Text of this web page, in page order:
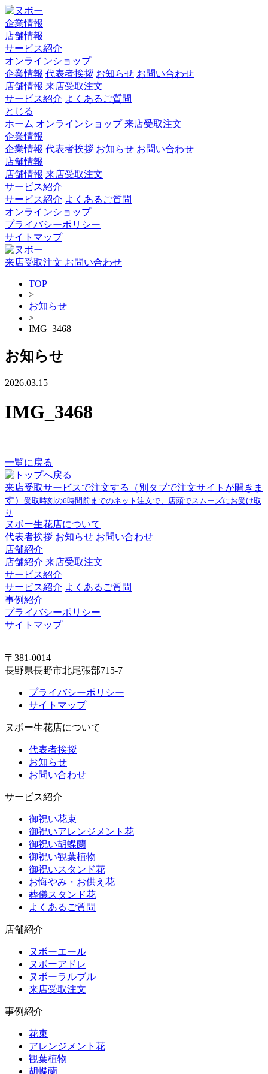
企業情報
店舗情報
サービス紹介
オンラインショップ
企業情報 代表者挨拶 お知らせ お問い合わせ
店舗情報 来店受取注文
サービス紹介 よくあるご質問
とじる
ホーム オンラインショップ来店受取注文
企業情報
企業情報 代表者挨拶 お知らせ お問い合わせ
店舗情報
店舗情報 来店受取注文
サービス紹介
サービス紹介 よくあるご質問
オンラインショップ
プライバシーポリシー
サイトマップ
来店受取注文 お問い合わせ
TOP
>
お知らせ
>
IMG_3468
お知らせ
2026.03.15
IMG_3468
一覧に戻る
来店受取サービスで注文する
（別タブで注文サイトが開きま
す） 受取時刻の6時間前までのネット注文で、店頭でスムーズにお受け取
り
ヌボー生花店について
代表者挨拶 お知らせ お問い合わせ
店舗紹介
店舗紹介 来店受取注文
サービス紹介
サービス紹介 よくあるご質問
事例紹介
プライバシーポリシー
サイトマップ
〒381-0014
長野県長野市北尾張部715-7
プライバシーポリシー
サイトマップ
ヌボー生花店について
代表者挨拶
お知らせ
お問い合わせ
サービス紹介
御祝い花束
御祝いアレンジメント花
御祝い胡蝶蘭
御祝い観葉植物
御祝いスタンド花
お悔やみ・お供え花
葬儀スタンド花
よくあるご質問
店舗紹介
ヌボーエール
ヌボーアドレ
ヌボーラルブル
来店受取注文
事例紹介
花束
アレンジメント花
観葉植物
胡蝶蘭